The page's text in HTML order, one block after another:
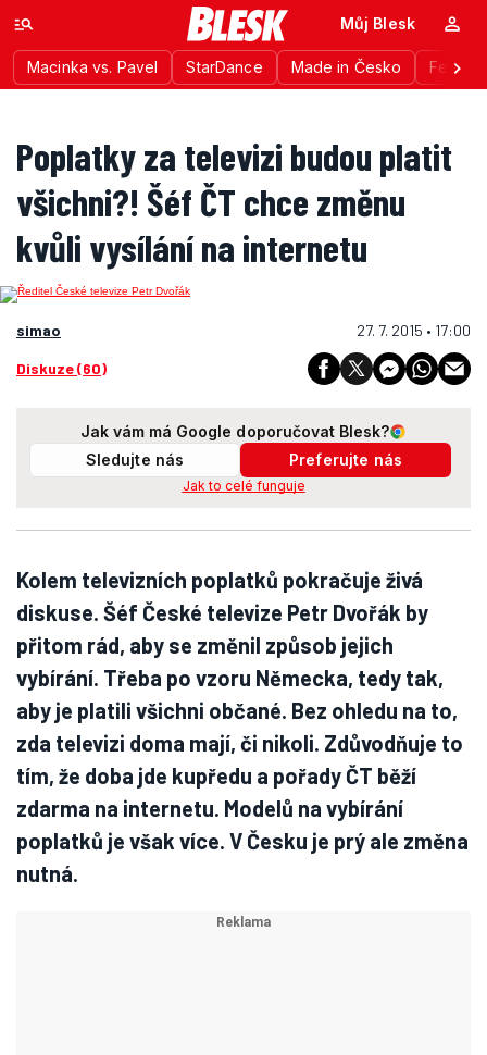
Macinka vs. Pavel StarDance Made in Česko
Můj Blesk
Poplatky za televizi budou platit
všichni?! Šéf ČT chce změnu
kvůli vysílání na internetu
simao 27. 7. 2015 • 17:00
Diskuze (60)
Jak vám má Google doporučovat Blesk?
Sledujte nás
Preferujte nás
Jak to celé funguje
Kolem televizních poplatků pokračuje živá
diskuse. Šéf České televize Petr Dvořák by
přitom rád, aby se změnil způsob jejich
vybírání. Třeba po vzoru Německa, tedy tak,
aby je platili všichni občané. Bez ohledu na to,
zda televizi doma mají, či nikoli. Zdůvodňuje to
tím, že doba jde kupředu a pořady ČT běží
zdarma na internetu. Modelů na vybírání
poplatků je však více. V Česku je prý ale změna
nutná.